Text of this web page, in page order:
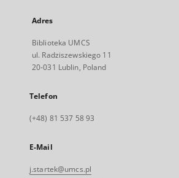
Adres
Biblioteka UMCS
ul. Radziszewskiego 11
20-031 Lublin, Poland
Telefon
(+48) 81 537 58 93
E-Mail
j.startek@umcs.pl